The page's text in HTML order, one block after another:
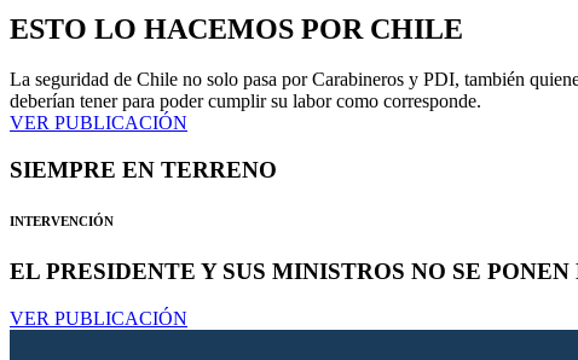
ESTO LO HACEMOS POR CHILE
La seguridad de Chile no solo pasa por Carabineros y PDI, también
deberían tener para poder cumplir su labor como corresponde.
VER PUBLICACIÓN
SIEMPRE EN TERRENO
INTERVENCIÓN
EL PRESIDENTE Y SUS MINISTROS NO SE PONEN
VER PUBLICACIÓN